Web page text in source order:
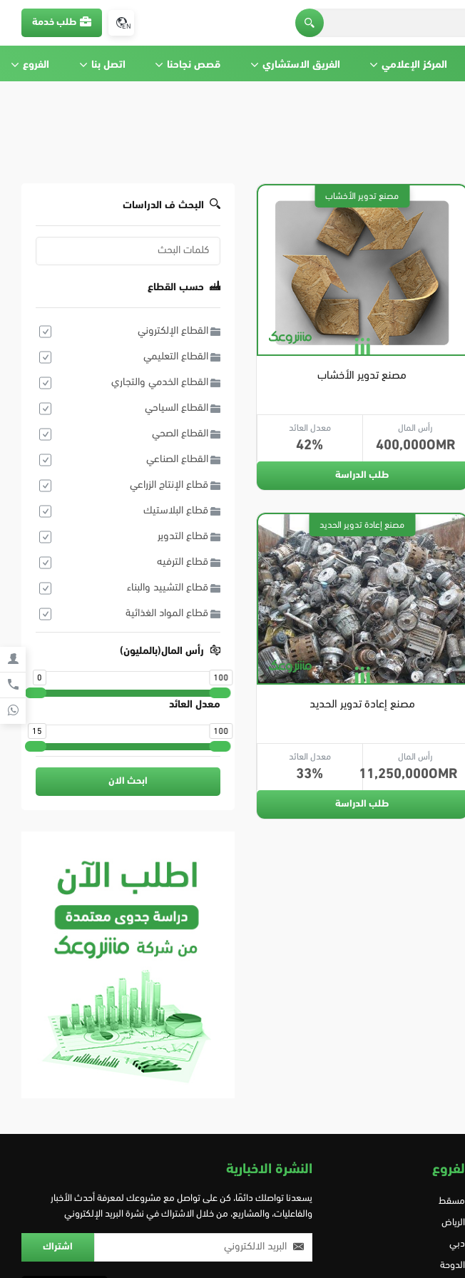
EN طلب خدمة
المركز الإعلامي الفريق الاستشاري قصص نجاحنا اتصل بنا الفروع
مصنع تدوير الأخشاب
رأس المال
400,000
معدل العائد
42
طلب الدراسة
مصنع إعادة تدوير الحديد
رأس المال
11,250,000
معدل العائد
33
طلب الدراسة
البحث ف الدراسات
حسب القطاع
القطاع الإلكتروني
القطاع التعليمي
القطاع الخدمي والتجاري
القطاع السياحي
القطاع الصحي
القطاع الصناعي
قطاع الإنتاج الزراعي
قطاع البلاستيك
قطاع التدوير
قطاع الترفيه
قطاع التشييد والبناء
قطاع المواد الغذائية
رأس المال(بالمليون)
0 100
معدل العائد
15 100
ابحث الان
الفروع
مسقط
الرياض
دبي
الدوحة
النشرة الاخبارية
يسعدنا تواصلك دائمًا، كن على تواصل مع مشروعك لمعرفة أحدث الأخبار
والفاعليات، والمشاريع، من خلال الاشتراك في نشرة البريد الإلكتروني